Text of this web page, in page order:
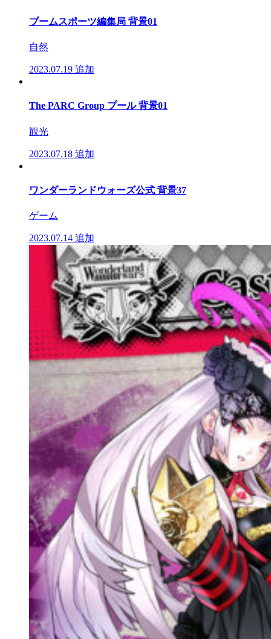
ブームスポーツ編集局 背景01
自然
2023.07.19 追加
The PARC Group プール 背景01
観光
2023.07.18 追加
ワンダーランドウォーズ公式 背景37
ゲーム
2023.07.14 追加